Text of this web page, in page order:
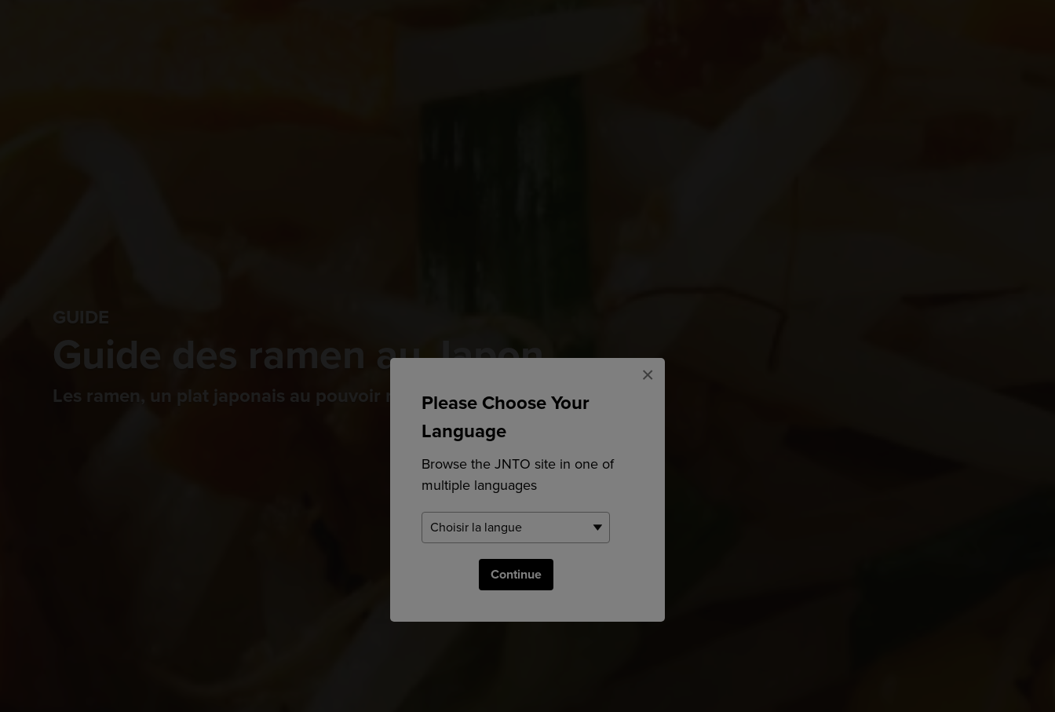
Please Choose Your
Language
Browse the JNTO site in one of
multiple languages
Continue
×
GUIDE
Guide des ramen au Japon
Les ramen, un plat japonais au pouvoir réconfortant